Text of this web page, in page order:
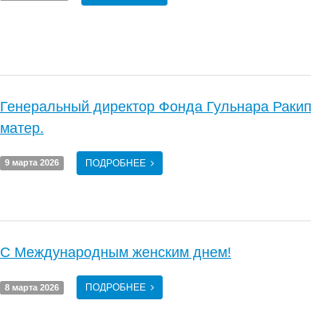
Генеральный директор Фонда Гульнара
матер.
9 марта 2026 ПОДРОБНЕЕ
С Международным женским днем!
8 марта 2026 ПОДРОБНЕЕ